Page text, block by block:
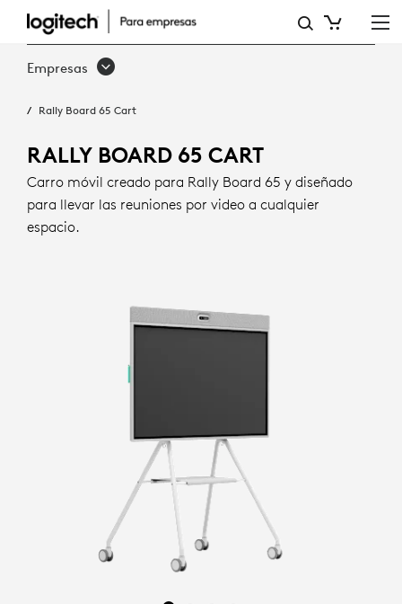
RALLY
BOARD
CART
Empresas
Rally Board 65 Cart
RALLY BOARD 65 CART
Carro móvil creado para Rally Board 65 y diseñado
para llevar las reuniones por video a cualquier
espacio.